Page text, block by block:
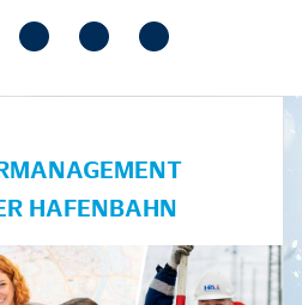
HAFENBAHN